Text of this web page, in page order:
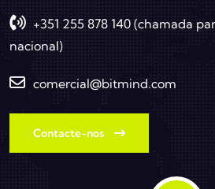
+351 255 878 140 (chamada
nacional)
comercial@bitmind.com
Contacte-nos